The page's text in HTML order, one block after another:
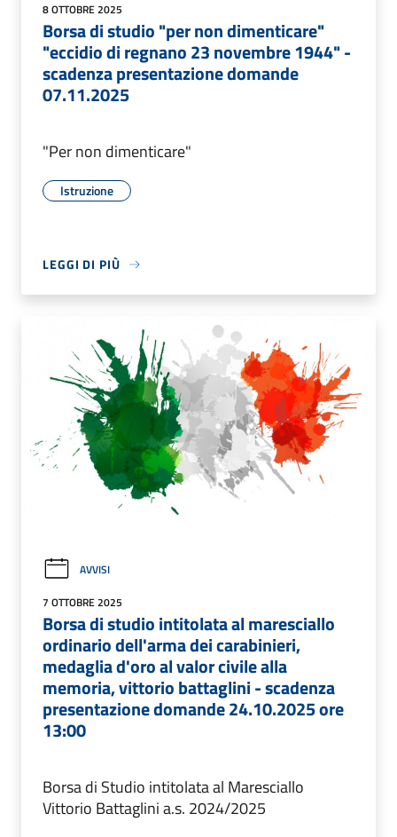
8 OTTOBRE 2025
Borsa di studio "per non dimenticare"
"eccidio di regnano 23 novembre 1944" -
scadenza presentazione domande
07.11.2025
"Per non dimenticare"
Istruzione
LEGGI DI PIÙ
AVVISI
7 OTTOBRE 2025
Borsa di studio intitolata al maresciallo
ordinario dell'arma dei carabinieri,
medaglia d'oro al valor civile alla
memoria, vittorio battaglini - scadenza
presentazione domande 24.10.2025 ore
13:00
Borsa di Studio intitolata al Maresciallo
Vittorio Battaglini a.s. 2024/2025